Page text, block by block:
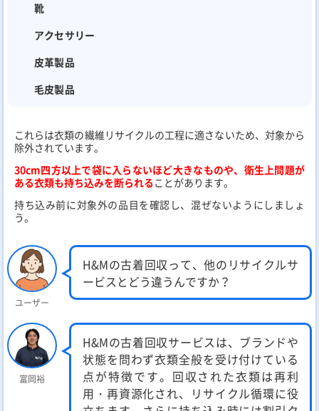
靴
アクセサリー
皮革製品
毛皮製品
これらは衣類の繊維リサイクルの工程に適さないため、対象から
除外されています。
30cm四方以上で袋に入らないほど大きなものや、衛生上問題が
ある衣類も持ち込みを断られることがあります。
持ち込み前に対象外の品目を確認し、混ぜないようにしましょ
う。
ユーザー
H&Mの古着回収って、他のリサイクルサ
ービスとどう違うんですか？
富岡裕
H&Mの古着回収サービスは、ブランドや
状態を問わず衣類全般を受け付けている
点が特徴です。回収された衣類は再利
用・再資源化され、リサイクル循環に役